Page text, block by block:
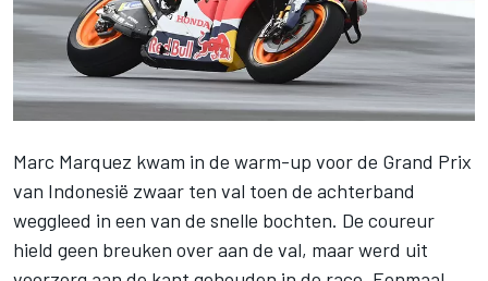
Marc Marquez kwam in de warm-up voor de Grand Prix
van Indonesië zwaar ten val toen de achterband
weggleed in een van de snelle bochten. De coureur
hield geen breuken over aan de val, maar werd uit